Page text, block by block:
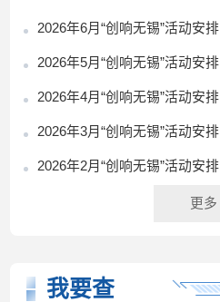
2026年6月“创响无锡”活动安排
2026年5月“创响无锡”活动安排
2026年4月“创响无锡”活动安排
2026年3月“创响无锡”活动安排
2026年2月“创响无锡”活动安排
更多
我要查